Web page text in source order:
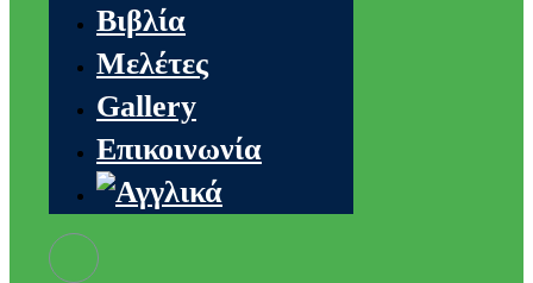
Βιβλία
Μελέτες
Gallery
Επικοινωνία